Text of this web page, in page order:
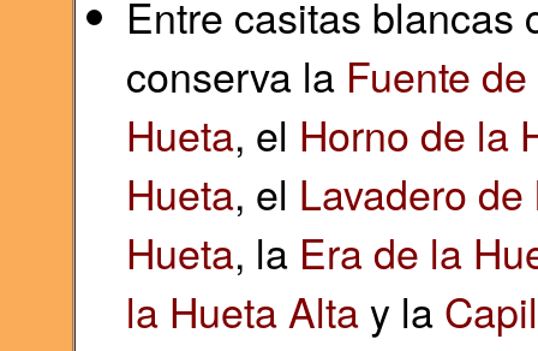
Entre casitas blancas
conserva la Fuente
Hueta, el Horno de la
Hueta, el Lavadero
Hueta, la Era de la
la Hueta Altay la